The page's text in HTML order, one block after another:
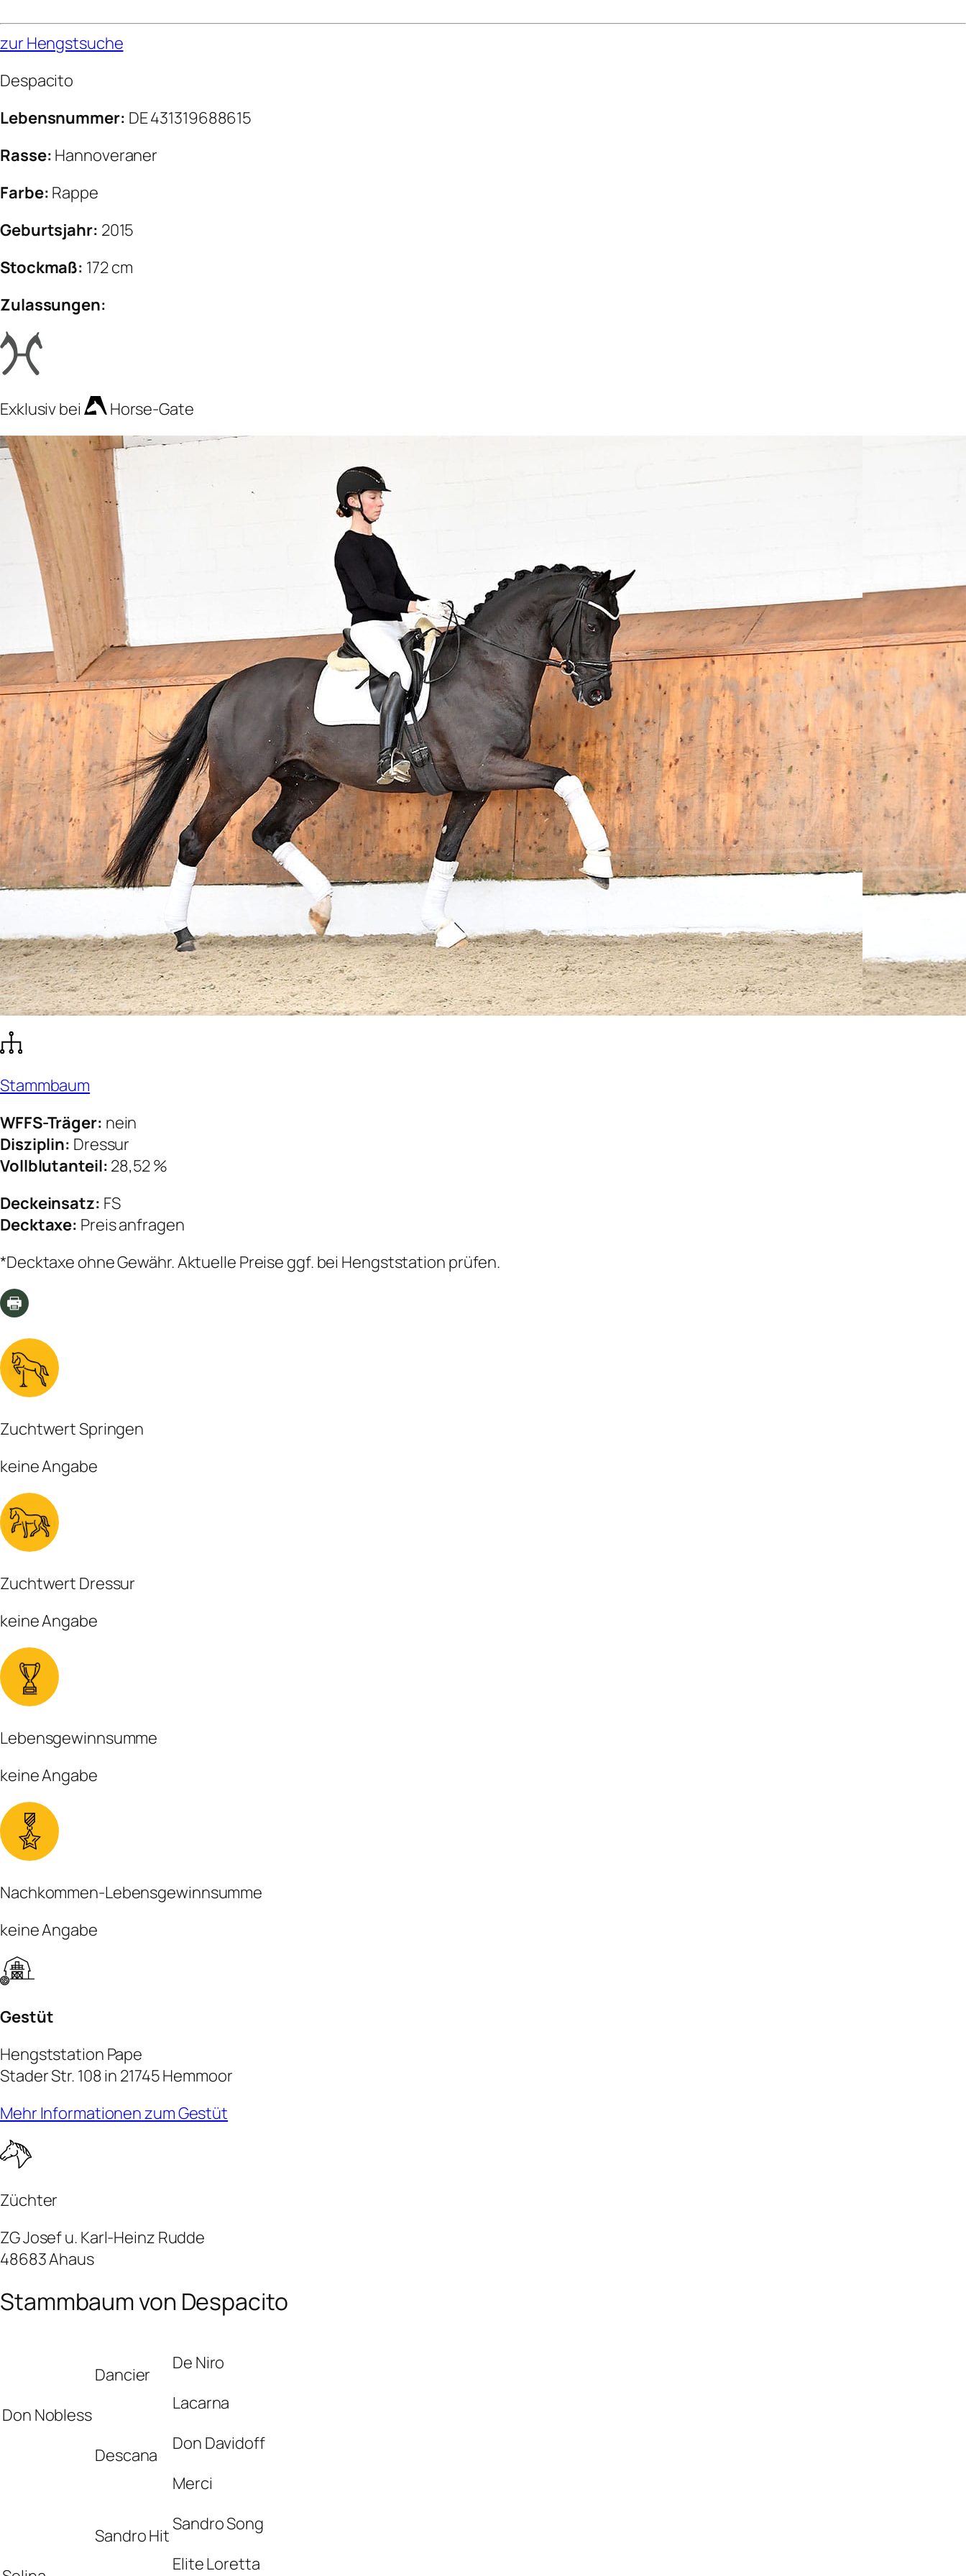
zur Hengstsuche
Despacito
Lebensnummer: DE 431319688615
Rasse: Hannoveraner
Farbe: Rappe
Geburtsjahr: 2015
Stockmaß: 172 cm
Zulassungen:
Exklusiv bei Horse-Gate
Stammbaum
WFFS-Träger: nein
Disziplin: Dressur
Vollblutanteil: 28,52 %
Deckeinsatz: FS
Decktaxe: Preis anfragen
*Decktaxe ohne Gewähr. Aktuelle Preise ggf. bei Hengststation prüfen.
Zuchtwert Springen
keine Angabe
Zuchtwert Dressur
keine Angabe
Lebensgewinnsumme
keine Angabe
Nachkommen-Lebensgewinnsumme
keine Angabe
Gestüt
Hengststation Pape
Stader Str. 108 in 21745 Hemmoor
Mehr Informationen zum Gestüt
Züchter
ZG Josef u. Karl-Heinz Rudde
48683 Ahaus
Stammbaum von Despacito
Don Nobless
Dancier
De Niro
Lacarna
Descana
Don Davidoff
Merci
Sandro Hit
Sandro Song
Elite Loretta